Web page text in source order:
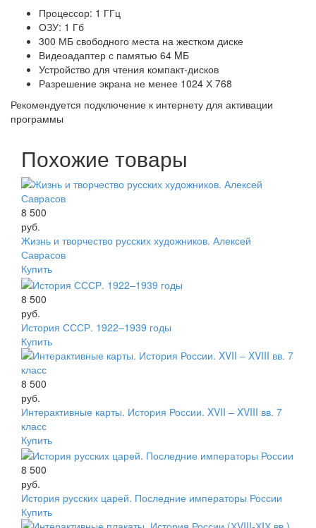
Процессор: 1 ГГц
ОЗУ: 1 Гб
300 МБ свободного места на жестком диске
Видеоадаптер с памятью 64 MБ
Устройство для чтения компакт-дисков
Разрешение экрана не менее 1024 Х 768
Рекомендуется подключение к интернету для активации
программы
Похожие товары
8 500
руб.
Жизнь и творчество русских художников. Алексей
Саврасов
Купить
8 500
руб.
История СССР. 1922–1939 годы
Купить
8 500
руб.
Интерактивные карты. История России. XVII – XVIII вв. 7
класс
Купить
8 500
руб.
История русских царей. Последние императоры России
Купить